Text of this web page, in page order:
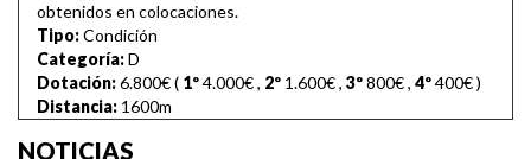
obtenidos en colocaciones.
Tipo:Condición
Categoría:D
Dotación:6.800€ ( 1º4.000€, 2º 1.600€, 3º800€, 4º400€)
Distancia: 1600m
NOTICIAS